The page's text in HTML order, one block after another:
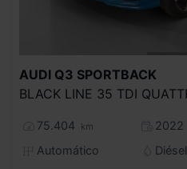
AUDI Q3 SPORTBACK
75.404 km
2022
Automático
Diésel